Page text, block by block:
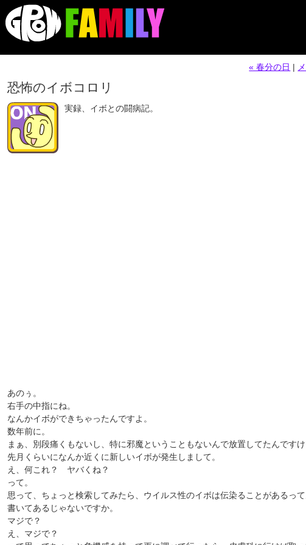
« 春分の日 |
恐怖のイボコロリ
実録、イボとの闘病記。
あのぅ。
右手の中指にね。
なんかイボができちゃったんですよ。
数年前に。
まぁ、別段痛くもないし、特に邪魔ということもないんで放置してたんですけ
先月くらいになんか近くに新しいイボが発生しまして。
え、何これ？ ヤバくね？
って。
思って、ちょっと検索してみたら、ウイルス性のイボは伝染ることがあるって
書いてあるじゃないですか。
マジで？
え、マジで？